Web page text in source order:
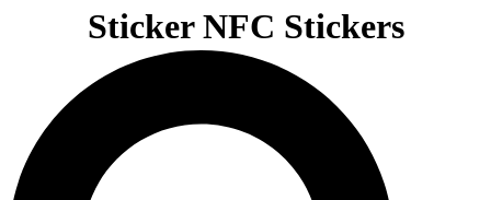
Sticker NFC Stickers